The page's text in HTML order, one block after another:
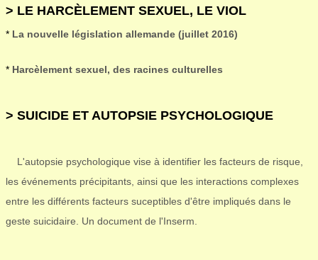
> LE HARCÈLEMENT SEXUEL, LE VIOL
* La nouvelle législation allemande (juillet 2016)
* Harcèlement sexuel, des racines culturelles
> SUICIDE ET AUTOPSIE PSYCHOLOGIQUE
L'autopsie psychologique vise à identifier les facteurs de risque,
les événements précipitants, ainsi que les interactions complexes
entre les différents facteurs suceptibles d'être impliqués dans le
geste suicidaire. Un document de l'Inserm.